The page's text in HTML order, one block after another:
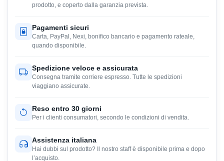
prodotto, e coperto dalla garanzia prevista.
Pagamenti sicuri
Carta, PayPal, Nexi, bonifico bancario e pagamento rateale,
quando disponibile.
Spedizione veloce e assicurata
Consegna tramite corriere espresso. Tutte le spedizioni
viaggiano assicurate.
Reso entro 30 giorni
Per i clienti consumatori, secondo le condizioni di vendita.
Assistenza italiana
Hai dubbi sul prodotto? Il nostro staff è disponibile prima e dopo
l’acquisto.